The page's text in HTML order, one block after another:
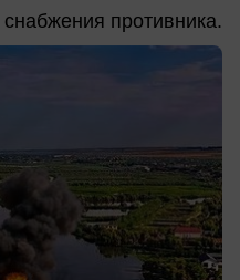
противника.